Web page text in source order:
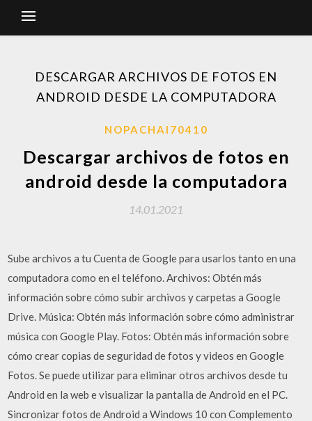
DESCARGAR ARCHIVOS DE FOTOS EN
ANDROID DESDE LA COMPUTADORA
NOPACHAI70410
Descargar archivos de fotos en
android desde la computadora
14.01.2021
Sube archivos a tu Cuenta de Google para usarlos tanto en una
computadora como en el teléfono. Archivos: Obtén más
información sobre cómo subir archivos y carpetas a Google
Drive. Música: Obtén más información sobre cómo administrar
música con Google Play. Fotos: Obtén más información sobre
cómo crear copias de seguridad de fotos y videos en Google
Fotos. Se puede utilizar para eliminar otros archivos desde tu
Android en la web e visualizar la pantalla de Android en el PC.
Sincronizar fotos de Android a Windows 10 con Complemento